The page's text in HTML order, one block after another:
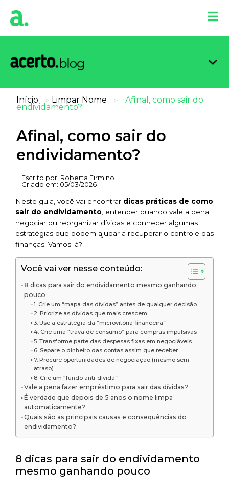
Início > Limpar Nome > Afinal, como sair do
endividamento?
Afinal, como sair do
endividamento?
Escrito por: Roberta Firmino
Criado em: 05/03/2026
Neste guia, você vai encontrar dicas práticas de como
sair do endividamento , entender quando vale a pena
negociar ou reorganizar dívidas e conhecer algumas
estratégias que podem ajudar a recuperar o controle das
finanças. Vamos lá?
Você vai ver nesse conteúdo:
8 dicas para sair do endividamento mesmo ganhando
pouco
1. Crie um “mapa das dívidas” antes de qualquer decisão
2. Priorize as dívidas que mais crescem
3. Use a estratégia da “microvitória financeira”
4. Crie uma “trava de consumo” para compras impulsivas
5. Transforme parte das despesas fixas em negociáveis
6. Separe o dinheiro das contas assim que receber
7. Procure oportunidades de negociação (mesmo sem
atraso)
8. Crie um “fundo anti-dívida”
Vale a pena fazer empréstimo para sair das dívidas?
É verdade que depois de 5 anos o nome limpa
automaticamente?
Quais são as principais causas e consequências do
endividamento?
8 dicas para sair do endividamento
mesmo ganhando pouco